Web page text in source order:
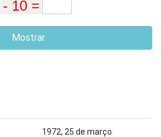
Mostrar
1972, 25 de março